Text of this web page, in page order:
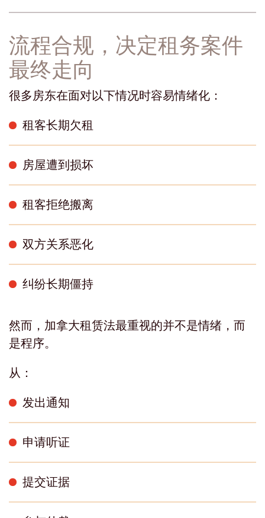
流程合规，决定租务案件
最终走向
很多房东在面对以下情况时容易情绪化：
租客长期欠租
房屋遭到损坏
租客拒绝搬离
双方关系恶化
纠纷长期僵持
然而，加拿大租赁法最重视的并不是情绪，而
是程序。
从：
发出通知
申请听证
提交证据